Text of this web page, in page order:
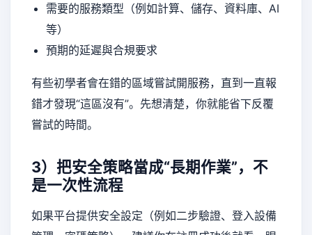
需要的服務類型（例如計算、儲存、資料庫、AI
等）
預期的延遲與合規要求
有些初學者會在錯的區域嘗試開服務，直到一直報
錯才發現“這區沒有”。先想清楚，你就能省下反覆
嘗試的時間。
3）把安全策略當成“長期作業”，不
是一次性流程
如果平台提供安全設定（例如二步驗證、登入設備